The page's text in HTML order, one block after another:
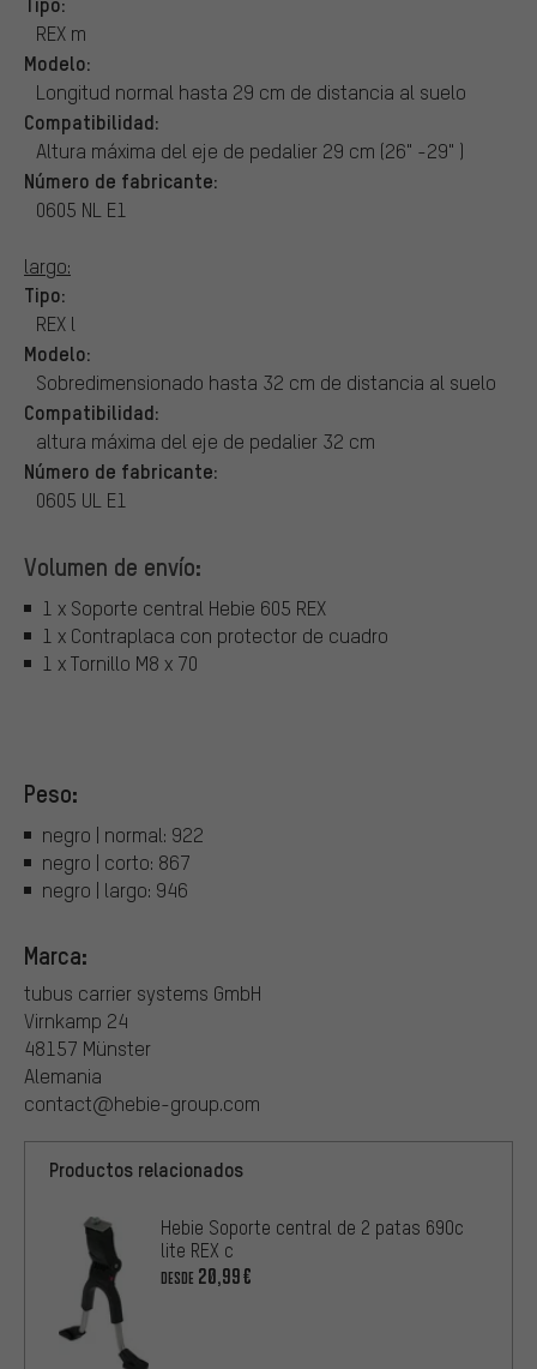
REX m
Modelo:
Longitud normal hasta 29 cm de distancia al suelo
Compatibilidad:
Altura máxima del eje de pedalier 29 cm (26" -29" )
Número de fabricante:
0605 NL E1
largo:
Tipo:
REX l
Modelo:
Sobredimensionado hasta 32 cm de distancia al suelo
Compatibilidad:
altura máxima del eje de pedalier 32 cm
Número de fabricante:
0605 UL E1
Volumen de envío:
1 x Soporte central Hebie 605 REX
1 x Contraplaca con protector de cuadro
1 x Tornillo M8 x 70
Peso:
negro | normal: 922
negro | corto: 867
negro | largo: 946
Marca:
tubus carrier systems GmbH
Virnkamp 24
48157 Münster
Alemania
contact@hebie-group.com
Productos relacionados
Hebie Soporte central de 2 patas 690c
lite REX c
DESDE 20,99€